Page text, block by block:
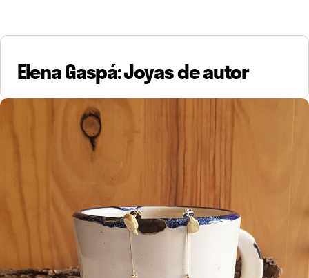
Elena Gaspá: Joyas de autor